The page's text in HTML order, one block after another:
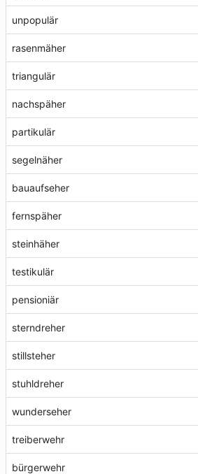
unpopulär
rasenmäher
triangulär
nachspäher
partikulär
segelnäher
bauaufseher
fernspäher
steinhäher
testikulär
pensioniär
sterndreher
stillsteher
stuhldreher
wunderseher
treiberwehr
bürgerwehr